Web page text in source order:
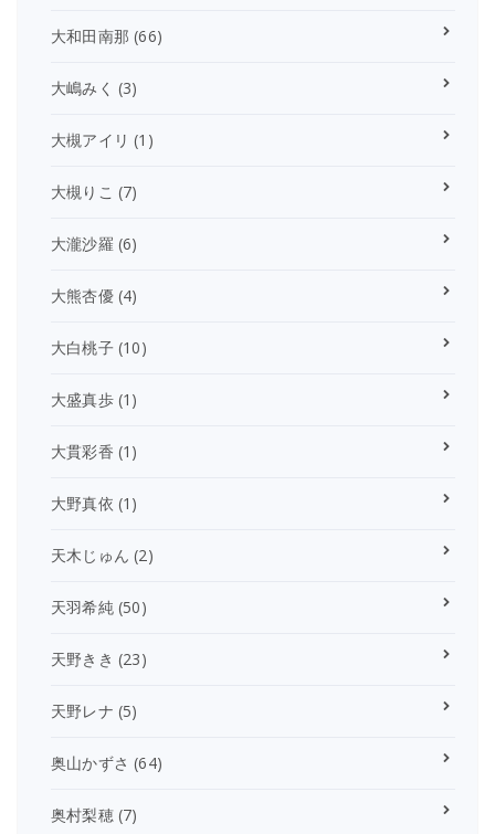
大和田南那 (66)
大嶋みく (3)
大槻アイリ (1)
大槻りこ (7)
大瀧沙羅 (6)
大熊杏優(4)
大白桃子(10)
大盛真歩(1)
大貫彩香 (1)
大野真依 (1)
天木じゅん (2)
天羽希純(50)
天野きき (23)
天野レナ (5)
奥山かずさ (64)
奥村梨穂(7)